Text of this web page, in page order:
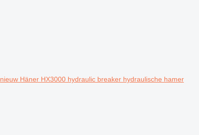
nieuw Häner HX3000 hydraulic breaker hydraulische hamer